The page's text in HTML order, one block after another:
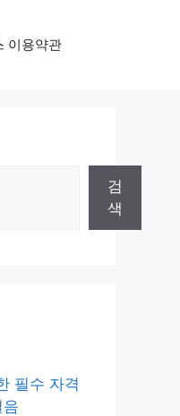
이용약관
검
색
필수 자격